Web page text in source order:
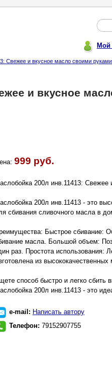
Мой
Свежее и вкусное масло своими
и вкусное
999 руб.
200л инв.11413: Свежее
200л инв.11413 - это
сбивания сливочного масла в
Быстрое сбивание:
масла. Большой объем:
раз. Простота использования:
из высококачественных
способ быстро и легко сбить
200л инв.11413 - это
e-mail: Написать автору
Телефон: 79152907755